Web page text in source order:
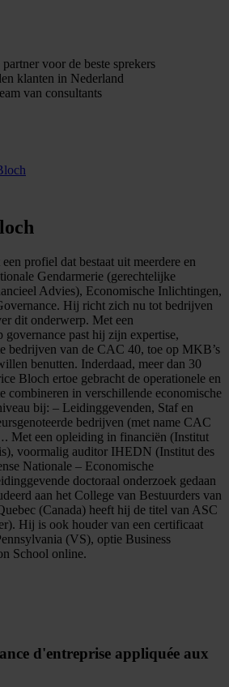
voor de beste sprekers
klanten in Nederland
van consultants
profiel dat bestaat uit meerdere en
Gendarmerie (gerechtelijke
Advies), Economische Inlichtingen,
Hij richt zich nu tot bedrijven
dit onderwerp. Met een
past hij zijn expertise,
bedrijven van de CAC 40, toe op MKB’s
benutten. Inderdaad, meer dan 30
Bloch ertoe gebracht de operationele en
combineren in verschillende economische
bij: – Leidinggevenden, Staf en
bedrijven (met name CAC
Met een opleiding in financiën (Institut
voormalig auditor IHEDN (Institut des
Nationale – Economische
doctoraal onderzoek gedaan
aan het College van Bestuurders van
(Canada) heeft hij de titel van ASC
Hij is ook houder van een certificaat
(VS), optie Business
School online.
d'entreprise appliquée aux